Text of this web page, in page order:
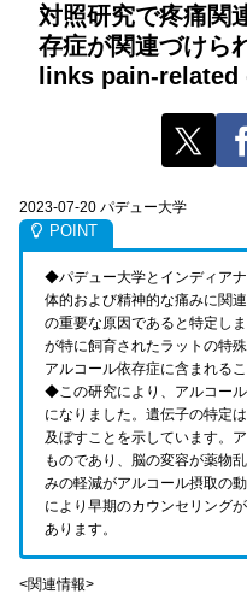
対照研究で疼痛関
存症が関連づけ
links pain-related
2023-07-20 パデュー大学
◆パデュー大学とインディア
体的および精神的な痛みに関
の重要な原因であると特定し
が特に飼育されたラットの特
アルコール依存症に含まれる
◆この研究により、アルコー
になりました。遺伝子の特定
及ぼすことを示しています。
ものであり、脳の変容が薬物
みの軽減がアルコール摂取の
により早期のカウンセリング
あります。
<関連情報>